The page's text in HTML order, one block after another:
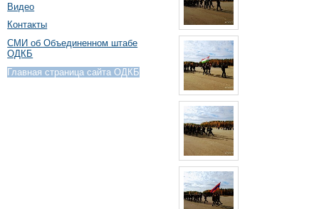
Видео
Контакты
СМИ об Объединенном штабе
ОДКБ
Главная страница сайта ОДКБ